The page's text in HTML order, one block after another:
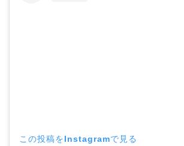
この投稿をInstagramで見る